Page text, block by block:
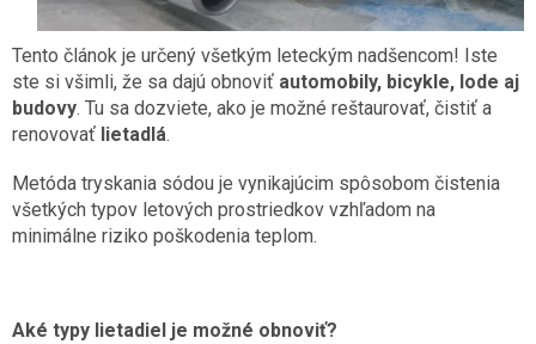
Tento článok je určený všetkým leteckým nadšencom! Iste
ste si všimli, že sa dajú obnoviť automobily, bicykle, lode aj
budovy. Tu sa dozviete, ako je možné reštaurovať, čistiť a
renovovať lietadlá.
Metóda tryskania sódou je vynikajúcim spôsobom čistenia
všetkých typov letových prostriedkov vzhľadom na
minimálne riziko poškodenia teplom.
Aké typy lietadiel je možné obnoviť?